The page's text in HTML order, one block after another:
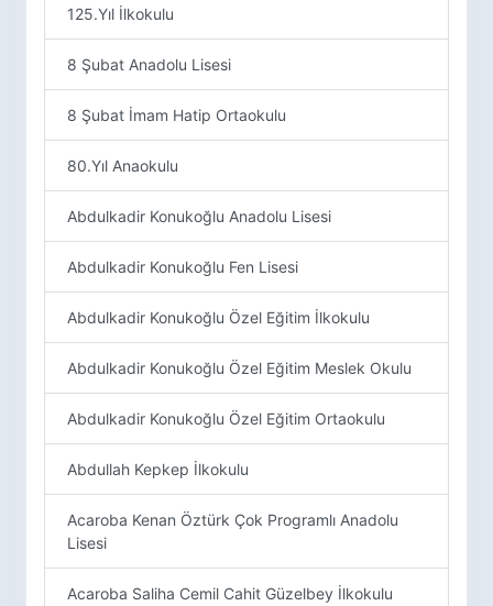
125.Yıl İlkokulu
8 Şubat Anadolu Lisesi
8 Şubat İmam Hatip Ortaokulu
80.Yıl Anaokulu
Abdulkadir Konukoğlu Anadolu Lisesi
Abdulkadir Konukoğlu Fen Lisesi
Abdulkadir Konukoğlu Özel Eğitim İlkokulu
Abdulkadir Konukoğlu Özel Eğitim Meslek Okulu
Abdulkadir Konukoğlu Özel Eğitim Ortaokulu
Abdullah Kepkep İlkokulu
Acaroba Kenan Öztürk Çok Programlı Anadolu
Lisesi
Acaroba Saliha Cemil Cahit Güzelbey İlkokulu